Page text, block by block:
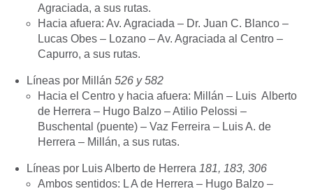
Agraciada, a sus rutas.
Hacia afuera: Av. Agraciada – Dr. Juan C. Blanco –
Lucas Obes – Lozano – Av. Agraciada al Centro –
Capurro, a sus rutas.
Líneas por Millán 526 y 582
Hacia el Centro y hacia afuera: Millán – Luis Alberto
de Herrera – Hugo Balzo – Atilio Pelossi –
Buschental (puente) – Vaz Ferreira – Luis A. de
Herrera – Millán, a sus rutas.
Líneas por Luis Alberto de Herrera 181, 183, 306
Ambos sentidos: L A de Herrera – Hugo Balzo –